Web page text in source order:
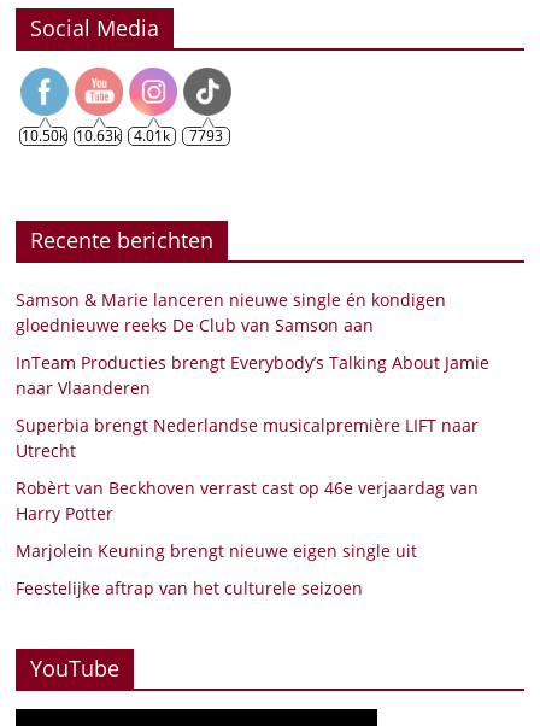
Social Media
10.50k 10.63k 4.01k 7793
Recente berichten
Samson & Marie lanceren nieuwe single én kondigen
gloednieuwe reeks De Club van Samson aan
InTeam Producties brengt Everybody’s Talking About Jamie
naar Vlaanderen
Superbia brengt Nederlandse musicalpremière LIFT naar
Utrecht
Robèrt van Beckhoven verrast cast op 46e verjaardag van
Harry Potter
Marjolein Keuning brengt nieuwe eigen single uit
Feestelijke aftrap van het culturele seizoen
YouTube